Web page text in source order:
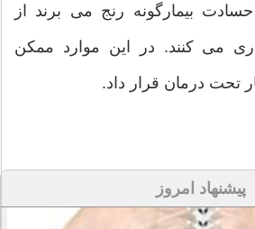
حسادت بیمارگونه رنج می برند از
می کنند. در این موارد ممکن
تحت درمان قرار داد.
پیشنهاد امروز